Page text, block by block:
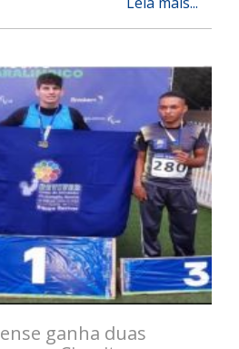
ganha duas